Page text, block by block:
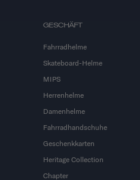
GESCHÄFT
Fahrradhelme
Skateboard-Helme
MIPS
Herrenhelme
Damenhelme
Fahrradhandschuhe
Geschenkkarten
Heritage Collection
Chapter